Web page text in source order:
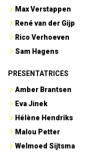
Max Verstappen
René van der Gijp
Rico Verhoeven
Sam Hagens
PRESENTATRICES
Amber Brantsen
Eva Jinek
Hélène Hendriks
Malou Petter
Welmoed Sijtsma